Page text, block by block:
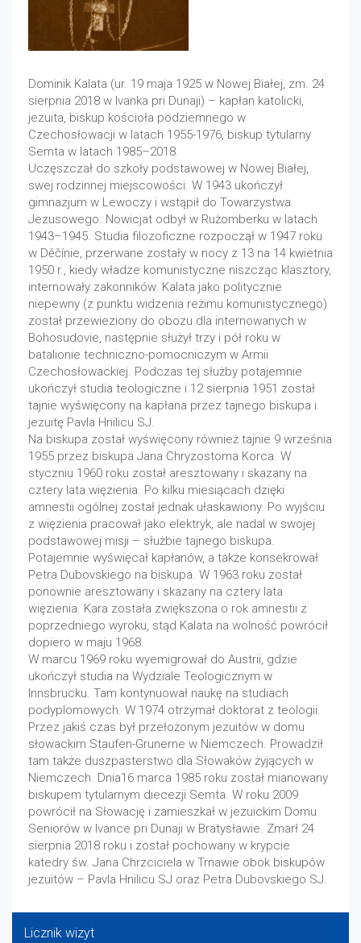
Dominik Kalata (ur. 19 maja 1925 w Nowej Białej, zm. 24
sierpnia 2018 w Ivanka pri Dunaji) – kapłan katolicki,
jezuita, biskup kościoła podziemnego w
Czechosłowacji w latach 1955-1976, biskup tytularny
Semta w latach 1985–2018.
Uczęszczał do szkoły podstawowej w Nowej Białej,
swej rodzinnej miejscowości. W 1943 ukończył
gimnazjum w Lewoczy i wstąpił do Towarzystwa
Jezusowego. Nowicjat odbył w Rużomberku w latach
1943–1945. Studia filozoficzne rozpoczął w 1947 roku
w Děčínie, przerwane zostały w nocy z 13 na 14 kwietnia
1950 r., kiedy władze komunistyczne niszcząc klasztory,
internowały zakonników. Kalata jako politycznie
niepewny (z punktu widzenia reżimu komunistycznego)
został przewieziony do obozu dla internowanych w
Bohosudovie, następnie służył trzy i pół roku w
batalionie techniczno-pomocniczym w Armii
Czechosłowackiej. Podczas tej służby potajemnie
ukończył studia teologiczne i 12 sierpnia 1951 został
tajnie wyświęcony na kapłana przez tajnego biskupa i
jezuitę Pavla Hnilicu SJ.
Na biskupa został wyświęcony również tajnie 9 września
1955 przez biskupa Jana Chryzostoma Korca. W
styczniu 1960 roku został aresztowany i skazany na
cztery lata więzienia. Po kilku miesiącach dzięki
amnestii ogólnej został jednak ułaskawiony. Po wyjściu
z więzienia pracował jako elektryk, ale nadal w swojej
podstawowej misji – służbie tajnego biskupa.
Potajemnie wyświęcał kapłanów, a także konsekrował
Petra Dubovskiego na biskupa. W 1963 roku został
ponownie aresztowany i skazany na cztery lata
więzienia. Kara została zwiększona o rok amnestii z
poprzedniego wyroku, stąd Kalata na wolność powrócił
dopiero w maju 1968.
W marcu 1969 roku wyemigrował do Austrii, gdzie
ukończył studia na Wydziale Teologicznym w
Innsbrucku. Tam kontynuował naukę na studiach
podyplomowych. W 1974 otrzymał doktorat z teologii.
Przez jakiś czas był przełożonym jezuitów w domu
słowackim Staufen-Grunerne w Niemczech. Prowadził
tam także duszpasterstwo dla Słowaków żyjących w
Niemczech. Dnia16 marca 1985 roku został mianowany
biskupem tytularnym diecezji Semta. W roku 2009
powrócił na Słowację i zamieszkał w jezuickim Domu
Seniorów w Ivance pri Dunaji w Bratysławie. Zmarł 24
sierpnia 2018 roku i został pochowany w krypcie
katedry św. Jana Chrzciciela w Trnawie obok biskupów
jezuitów – Pavla Hnilicu SJ oraz Petra Dubovskiego SJ.
Licznik wizyt